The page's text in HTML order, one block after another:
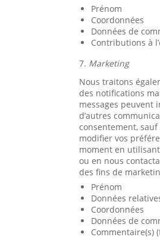
Prénom
Coordonnées
Données de
Contributions à
7. Marketing
Nous traitons
des notifications
messages peuvent
d’autres
consentement,
modifier vos
moment en
ou en nous
des fins de
Prénom
Données
Coordonnées
Données de
Commentaire(s)